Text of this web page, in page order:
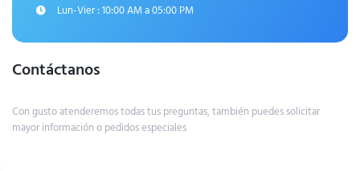
Lun-Vier : 10:00 AM a 05:00 PM
Contáctanos
Con gusto atenderemos todas tus preguntas, también puedes solicitar
mayor información o pedidos especiales